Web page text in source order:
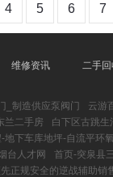
4 5 6 7
维修资讯 二手回
_制造供应泵阀门 云游
兰二手房
白下区古跳生
地下车库地坪-自流平环
台人才网
首页-突泉县
正规安全的逆战辅助销